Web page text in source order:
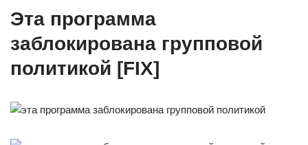
Эта программа
заблокирована групповой
политикой [FIX]